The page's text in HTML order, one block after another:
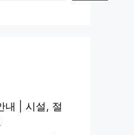
내 | 시설, 절